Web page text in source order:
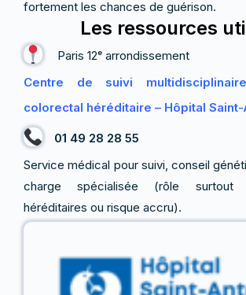
fortement les chances de guérison.
Les ressources
Paris 12ᵉ arrondissement
Centre de suivi
colorectal héréditaire – Hôpital
01 49 28 28 55
Service médical pour suivi, conseil
charge spécialisée (rôle surtout
héréditaires ou risque accru).